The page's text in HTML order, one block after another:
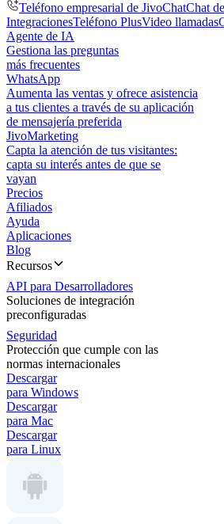
Teléfono empresarial de JivoChatChat
IntegracionesTeléfono PlusVideo llamadas
Agente de IA
Gestiona las preguntas
más frecuentes
WhatsApp
Aumenta las ventas y ofrece asistencia
a tus clientes a través de su aplicación
de mensajería preferida
JivoMarketing
Capta la atención de tus visitantes:
capta su interés antes de que se
vayan
Precios
Afiliados
Ayuda
Aplicaciones
Blog
Recursos
API para Desarrolladores
Soluciones de integración
preconfiguradas
Seguridad
Protección que cumple con las
normas internacionales
Descargar
para Windows
Descargar
para Mac
Descargar
para Linux